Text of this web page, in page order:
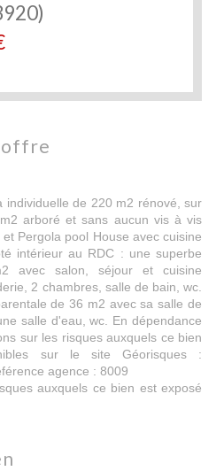
individuelle de 220 m2 rénové, sur
arboré et sans aucun vis à vis
Pergola pool House avec cuisine
intérieur au RDC : une superbe
avec salon, séjour et cuisine
2 chambres, salle de bain, wc.
de 36 m2 avec sa salle de
salle d'eau, wc. En dépendance
sur les risques auxquels ce bien
sur le site Géorisques :
agence : 8009
auxquels ce bien est exposé